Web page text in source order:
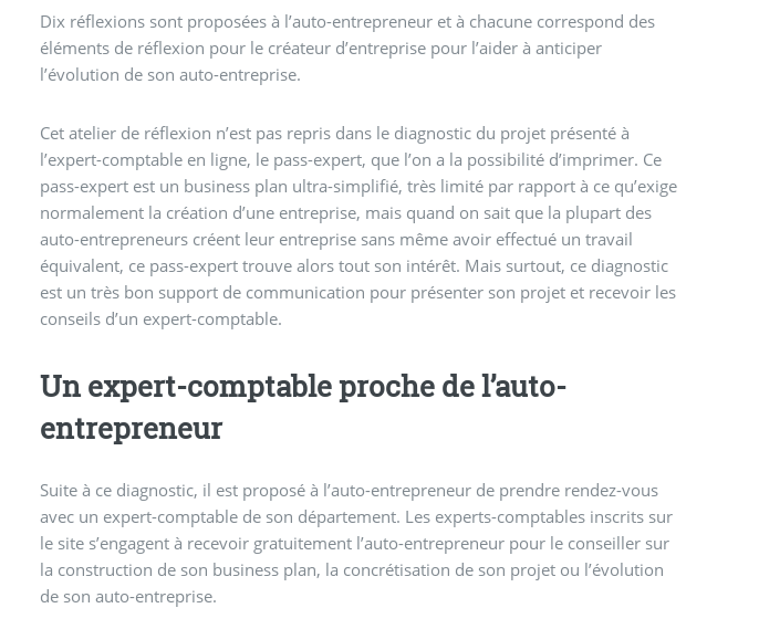
Dix réflexions sont proposées à l’auto-entrepreneur et à chacune correspond des
éléments de réflexion pour le créateur d’entreprise pour l’aider à anticiper
l’évolution de son auto-entreprise.
Cet atelier de réflexion n’est pas repris dans le diagnostic du projet présenté à
l’expert-comptable en ligne, le pass-expert, que l’on a la possibilité d’imprimer. Ce
pass-expert est un business plan ultra-simplifié, très limité par rapport à ce qu’exige
normalement la création d’une entreprise, mais quand on sait que la plupart des
auto-entrepreneurs créent leur entreprise sans même avoir effectué un travail
équivalent, ce pass-expert trouve alors tout son intérêt. Mais surtout, ce diagnostic
est un très bon support de communication pour présenter son projet et recevoir les
conseils d’un expert-comptable.
Un expert-comptable proche de l’auto-
entrepreneur
Suite à ce diagnostic, il est proposé à l’auto-entrepreneur de prendre rendez-vous
avec un expert-comptable de son département. Les experts-comptables inscrits sur
le site s’engagent à recevoir gratuitement l’auto-entrepreneur pour le conseiller sur
la construction de son business plan, la concrétisation de son projet ou l’évolution
de son auto-entreprise.